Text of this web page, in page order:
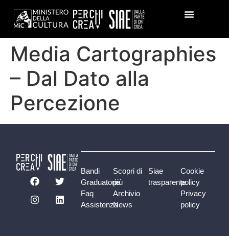
Media Cartographies
– Dal Dato alla
Percezione
Bandi
Graduatorie
Faq
Assistenza
Scopri di
più
Archivio
News
Siae
trasparente
Cookie
policy
Privacy
policy